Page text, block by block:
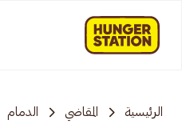
الرئيسية المقاضي الدمام